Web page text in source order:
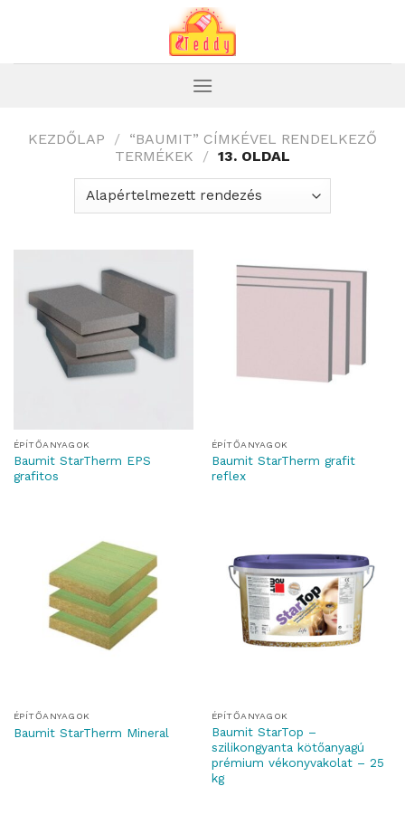
KEZDŐLAP / “BAUMIT” CÍMKÉVEL RENDELKEZŐ
TERMÉKEK
/ 13. OLDAL
ÉPÍTŐANYAGOK
Baumit StarTherm EPS
grafitos
ÉPÍTŐANYAGOK
Baumit StarTherm grafit
reflex
ÉPÍTŐANYAGOK
Baumit StarTherm Mineral
ÉPÍTŐANYAGOK
Baumit StarTop –
szilikongyanta kötőanyagú
prémium vékonyvakolat – 25
kg